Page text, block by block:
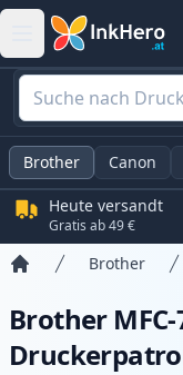
Brother Canon
Heute versandt
Gratis ab 49 €
Brother
Brother MFC-